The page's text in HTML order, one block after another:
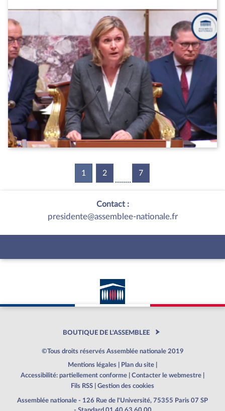
1 (current)
2 7
Contact :
presidente@assemblee-nationale.fr
BOUTIQUE DE L'ASSEMBLEE
©Tous droits réservés Assemblée nationale 2019
Mentions légales Plan du site
Accessibilité: partiellement conforme
Contacter le webmestre
Fils RSS
Gestion des cookies
Assemblée nationale - 126 Rue de l'Université, 75355 Paris 07 SP